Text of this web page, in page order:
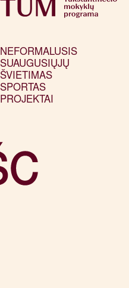
NEFORMALUSIS
SUAUGUSIŲJŲ
ŠVIETIMAS
SPORTAS
PROJEKTAI